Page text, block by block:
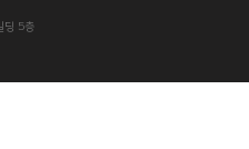
딩 5층